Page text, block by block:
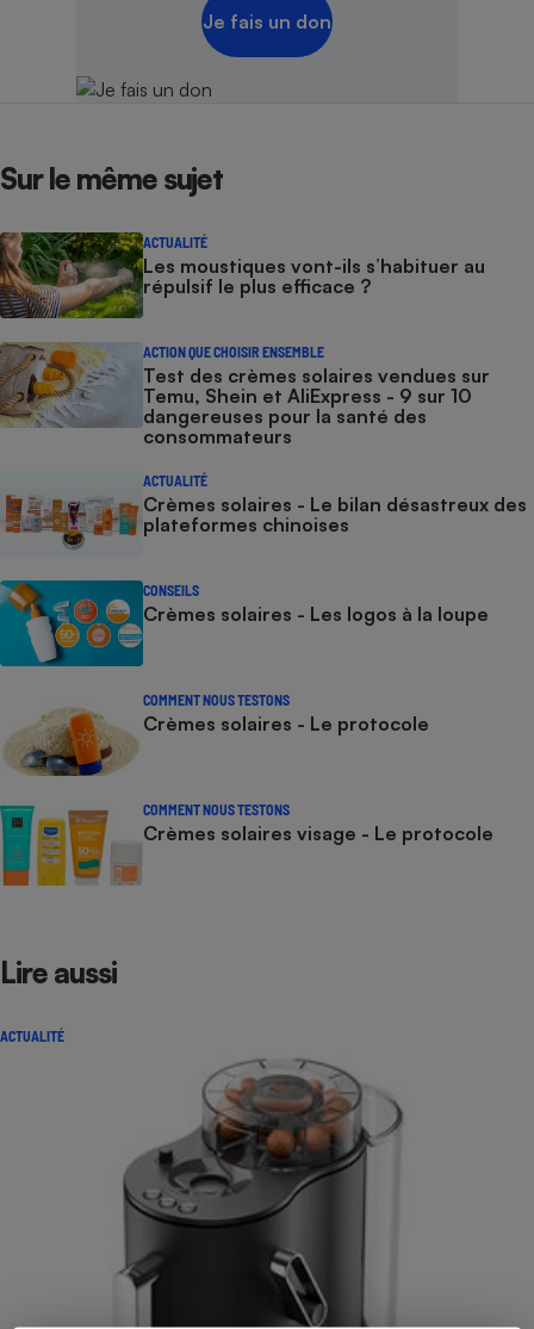
Je fais un don
Sur le même sujet
ACTUALITÉ
Les moustiques vont-ils s’habituer au
répulsif le plus efficace ?
ACTION QUE CHOISIR ENSEMBLE
Test des crèmes solaires vendues sur
Temu, Shein et AliExpress - 9 sur 10
dangereuses pour la santé des
consommateurs
ACTUALITÉ
Crèmes solaires - Le bilan désastreux des
plateformes chinoises
CONSEILS
Crèmes solaires - Les logos à la loupe
COMMENT NOUS TESTONS
Crèmes solaires - Le protocole
COMMENT NOUS TESTONS
Crèmes solaires visage - Le protocole
Lire aussi
ACTUALITÉ